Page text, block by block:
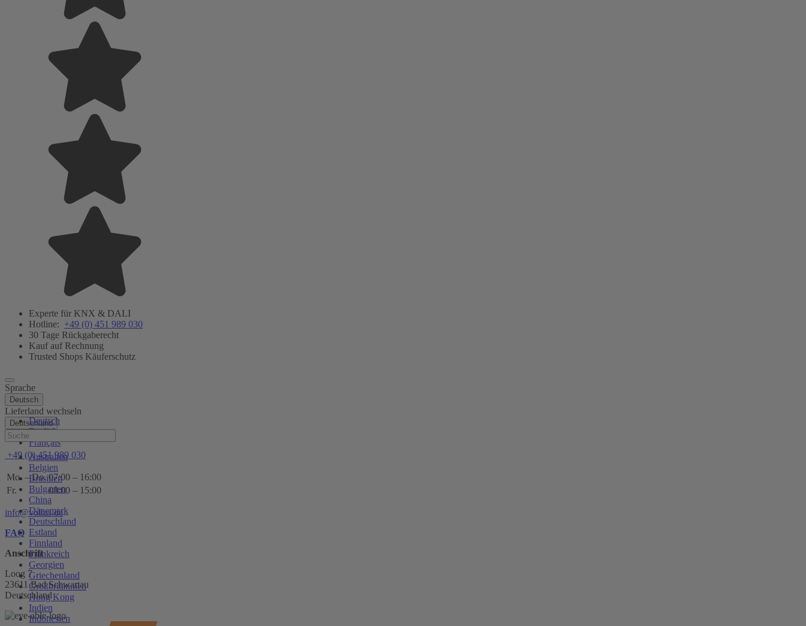
Experte für KNX & DALI
Hotline: +49 (0) 451 989 030
30 Tage Rückgaberecht
Kauf auf Rechnung
Trusted Shops Käuferschutz
Sprache
Deutsch
Deutsch
English
Français
Lieferland wechseln
Deutschland
Australien
Belgien
Brasilien
Bulgarien
China
Dänemark
Deutschland
Estland
Finnland
Frankreich
Georgien
Griechenland
Großbritannien
Hong Kong
Indien
Indonesien
Hilfe
+49 (0) 451 989 030
Mo. – Do. 07:00 – 16:00
Fr.
08:00 – 15:00
info@voltus.de
FAQ
Anschrift
Loog 7
23611 Bad Schwartau
Deutschland